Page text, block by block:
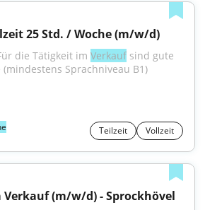
25 Std. / Woche (m/w/d)
die Tätigkeit im Verkauf sind gute
Sprachniveau B1)
Teilzeit Vollzeit
(m/w/d) - Sprockhövel